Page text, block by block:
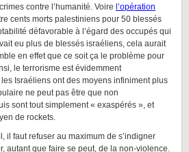
contre l’humanité. Voire l’opération
cents morts palestiniens pour 50 blessés
défavorable à l’égard des occupés qui
eu plus de blessés israéliens, cela aurait
en effet que ce soit ça le problème pour
le terrorisme est évidemment
Israéliens ont des moyens infiniment plus
ne peut pas être que non
sont tout simplement « exaspérés », et
de rockets.
il faut refuser au maximum de s’indigner
autant que faire se peut, de la non-violence.